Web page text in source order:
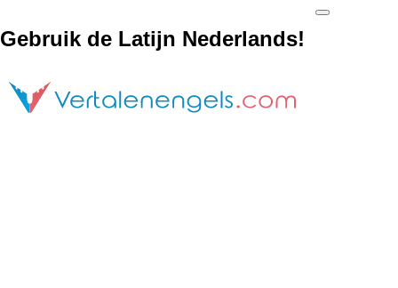
Gebruik de Latijn Nederlands!